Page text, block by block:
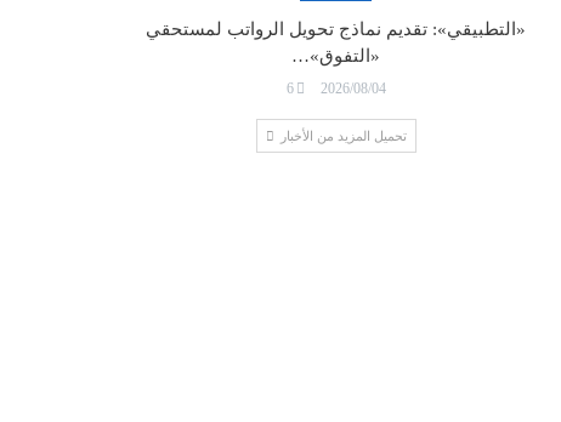
«التطبيقي»: تقديم نماذج تحويل الرواتب لمستحقي
«التفوق»…
2026/08/04
6
تحميل المزيد من الأخبار